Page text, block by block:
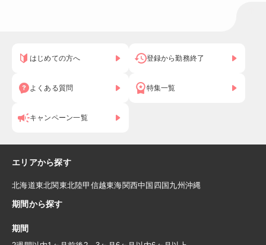
はじめての方へ 登録から勤務終了
よくある質問 特集一覧
キャンペーン一覧
エリアから探す
北海道東北関東北陸甲信越東海関西中国 四国九州沖縄
期間から探す
期間